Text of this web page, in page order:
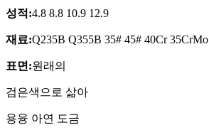
성적:4.8 8.8 10.9 12.9
재료:Q235B Q355B 35# 45# 40Cr 35CrMo
표면:원래의
검은색으로 삶아
용융 아연 도금